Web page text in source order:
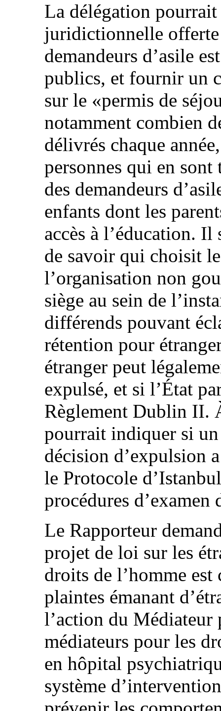
La délégation
juridictionnelle
demandeurs d’asile
publics, et fournir un
sur le «permis de
notamment combien
délivrés chaque
personnes qui en
des demandeurs
enfants dont les
accès à l’éducation. Il
de savoir qui choisit
l’organisation non
siège au sein de
différends pouvant
rétention pour
étranger peut
expulsé, et si l’État
Règlement Dublin II.
pourrait indiquer si
décision d’expulsion
le Protocole
procédures d’examen
Le Rapporteur
projet de loi sur les
droits de l’homme
plaintes émanant
l’action du Médiateur
médiateurs pour les
en hôpital
système